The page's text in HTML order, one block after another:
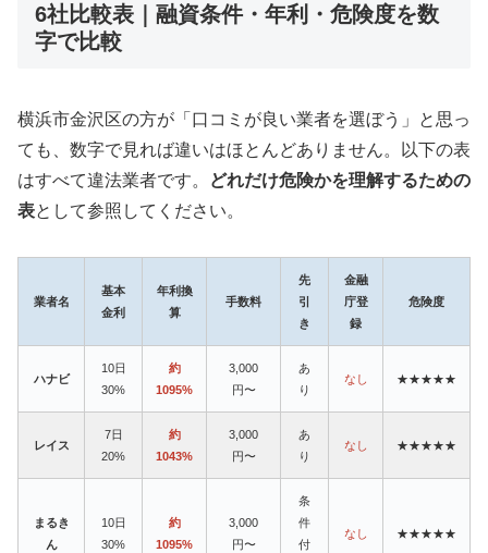
6社比較表｜融資条件・年利・危険度を数
字で比較
横浜市金沢区の方が「口コミが良い業者を選ぼう」と思っ
ても、数字で見れば違いはほとんどありません。以下の表
はすべて違法業者です。
どれだけ危険かを理解するための
表として参照してください。
業者名
基本
金利
年利換
算
手数料
先
引
き
金融
庁登
録
危険度
ハナビ
10日
30%
約
1095%
3,000
円〜
あ
り
なし ★★★★★
レイス
7日
20%
約
1043%
3,000
円〜
あ
り
なし ★★★★★
まるき
ん
10日
30%
約
1095%
3,000
円〜
条
件
付
なし ★★★★★